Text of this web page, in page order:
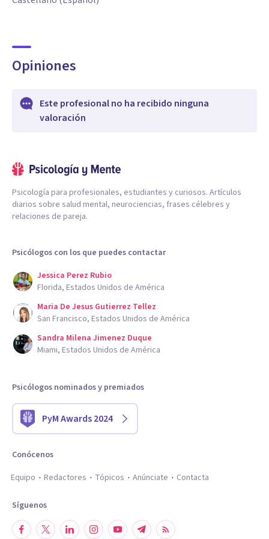
✔ Relaciones familiares
✔ Adolescentes
✔ Desarrollo personal
✔ Toma de decisiones
✔ Crecimiento emocional
✔ Acompañamiento psicológico en línea y presencial
Opiniones
Este profesional no ha recibido ninguna
valoración
Psicología para profesionales, estudiantes y curiosos. Artículos
diarios sobre salud mental, neurociencias, frases célebres y
relaciones de pareja.
Psicólogos con los que puedes contactar
Jessica Perez Rubio
Florida, Estados Unidos de América
Maria De Jesus Gutierrez Tellez
San Francisco, Estados Unidos de América
Sandra Milena Jimenez Duque
Miami, Estados Unidos de América
Psicólogos nominados y premiados
PyM Awards 2024
Conócenos
Equipo
Redactores Tópicos Anúnciate Contacta
Síguenos